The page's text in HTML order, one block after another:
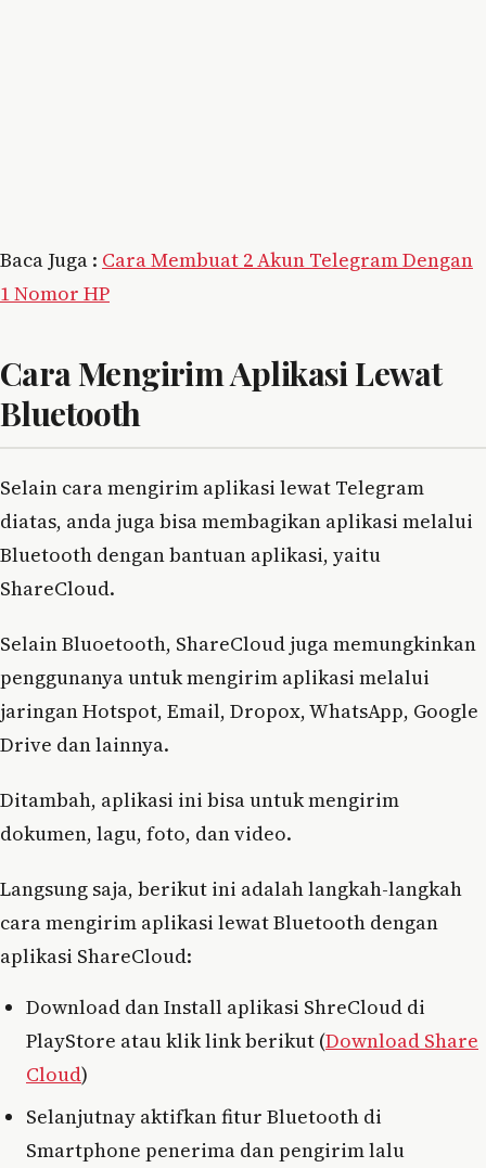
Baca Juga : Cara Membuat 2 Akun Telegram Dengan
1 Nomor HP
Cara Mengirim Aplikasi Lewat
Bluetooth
Selain cara mengirim aplikasi lewat Telegram
diatas, anda juga bisa membagikan aplikasi melalui
Bluetooth dengan bantuan aplikasi, yaitu
ShareCloud.
Selain Bluoetooth, ShareCloud juga memungkinkan
penggunanya untuk mengirim aplikasi melalui
jaringan Hotspot, Email, Dropox, WhatsApp, Google
Drive dan lainnya.
Ditambah, aplikasi ini bisa untuk mengirim
dokumen, lagu, foto, dan video.
Langsung saja, berikut ini adalah langkah-langkah
cara mengirim aplikasi lewat Bluetooth dengan
aplikasi ShareCloud:
Download dan Install aplikasi ShreCloud di
PlayStore atau klik link berikut (Download Share
Cloud)
Selanjutnay aktifkan fitur Bluetooth di
Smartphone penerima dan pengirim lalu